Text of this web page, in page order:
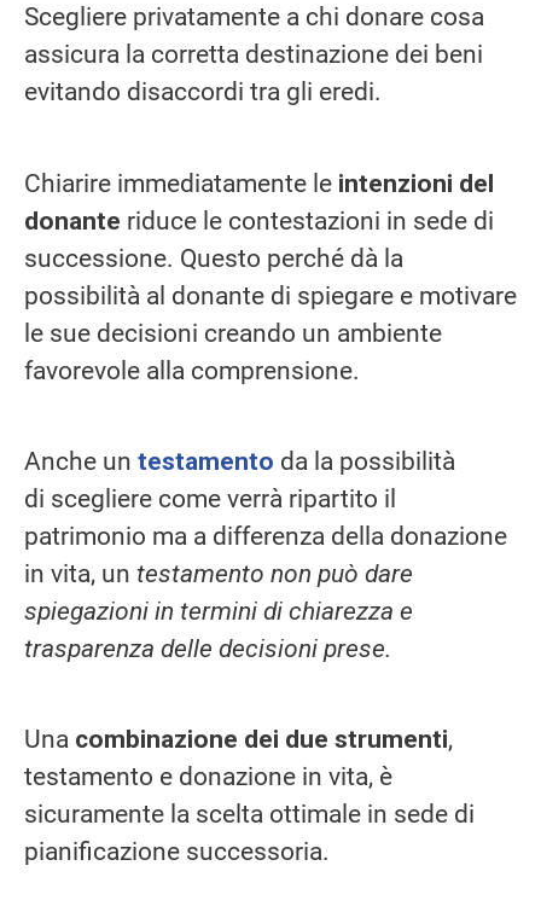
Scegliere privatamente a chi donare cosa
assicura la corretta destinazione dei beni
evitando disaccordi tra gli eredi.
Chiarire immediatamente le intenzioni del
donante riduce le contestazioni in sede di
successione. Questo perché dà la
possibilità al donante di spiegare e motivare
le sue decisioni creando un ambiente
favorevole alla comprensione.
Anche un testamento da la possibilità
di scegliere come verrà ripartito il
patrimonio ma a differenza della donazione
in vita, un testamento non può dare
spiegazioni in termini di chiarezza e
trasparenza delle decisioni prese.
Una combinazione dei due strumenti,
testamento e donazione in vita, è
sicuramente la scelta ottimale in sede di
pianificazione successoria.